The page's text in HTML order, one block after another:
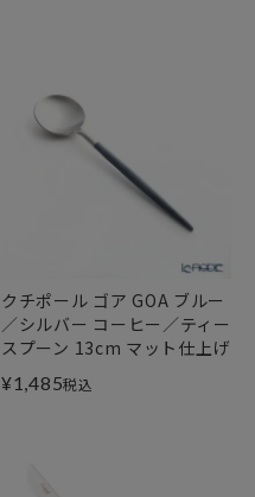
クチポール ゴア GOA ブルー
／シルバー コーヒー／ティー
スプーン 13cm マット仕上げ
¥1,485税込